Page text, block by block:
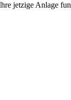
jetzige Anlage